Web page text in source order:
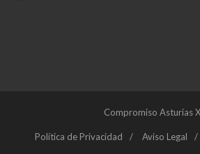
Compromiso Asturias
Política de Privacidad Aviso Legal